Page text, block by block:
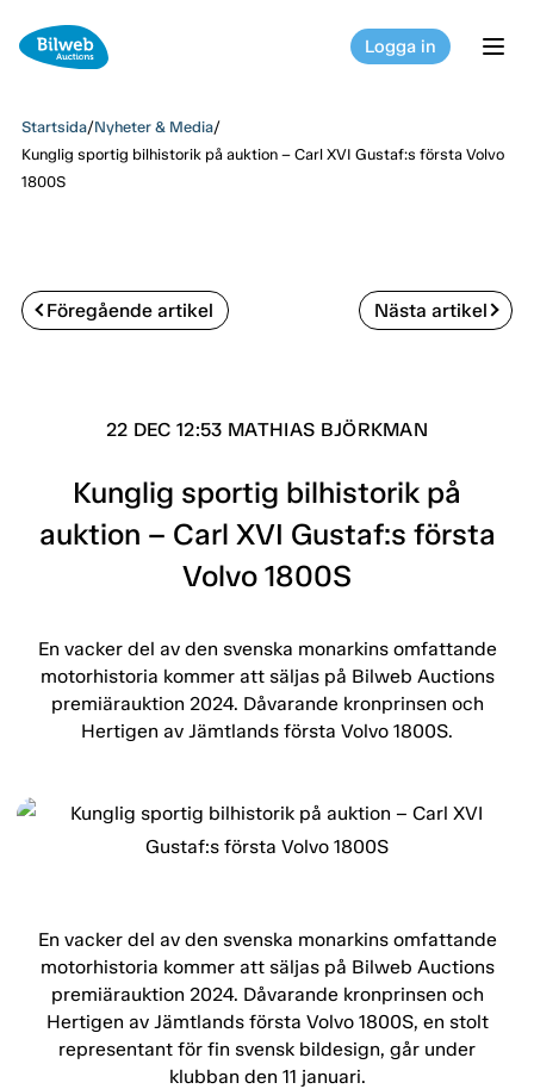
Logga in
Startsida/Nyheter & Media/
Kunglig sportig bilhistorik på auktion – Carl XVI Gustaf:s första Volvo
1800S
Föregående artikel Nästa artikel
22 DEC 12:53 MATHIAS BJÖRKMAN
Kunglig sportig bilhistorik på
auktion – Carl XVI Gustaf:s första
Volvo 1800S
En vacker del av den svenska monarkins omfattande
motorhistoria kommer att säljas på Bilweb Auctions
premiärauktion 2024. Dåvarande kronprinsen och
Hertigen av Jämtlands första Volvo 1800S.
En vacker del av den svenska monarkins omfattande
motorhistoria kommer att säljas på Bilweb Auctions
premiärauktion 2024. Dåvarande kronprinsen och
Hertigen av Jämtlands första Volvo 1800S, en stolt
representant för fin svensk bildesign, går under
klubban den 11 januari.